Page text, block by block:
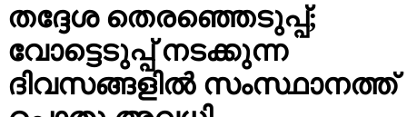
തദ്ദേശ തെരഞ്ഞെടുപ്പ്;
വോട്ടെടുപ്പ് നടക്കുന്ന
ദിവസങ്ങളില്‍ സംസ്ഥാനത്ത്